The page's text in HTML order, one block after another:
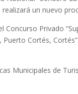
un nuevo
Privado
Cortés,
Municipales de